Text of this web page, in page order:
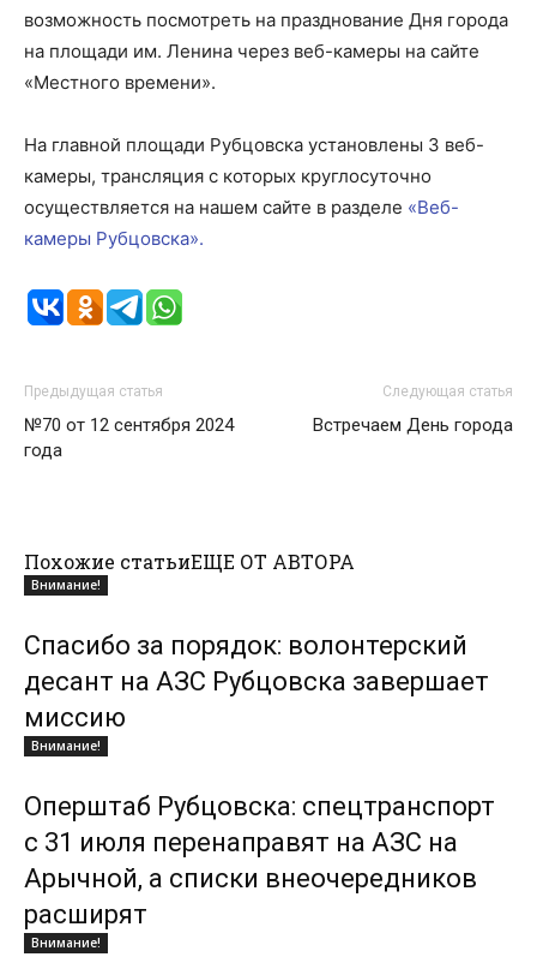
возможность посмотреть на празднование Дня города
на площади им. Ленина через веб-камеры на сайте
«Местного времени».
На главной площади Рубцовска установлены 3 веб-
камеры, трансляция с которых круглосуточно
осуществляется на нашем сайте в разделе «Веб-
камеры Рубцовска».
Предыдущая статья
№70 от 12 сентября 2024
года
Следующая статья
Встречаем День города
Похожие статьиЕЩЕ ОТ АВТОРА
Внимание!
Спасибо за порядок: волонтерский
десант на АЗС Рубцовска завершает
миссию
Внимание!
Оперштаб Рубцовска: спецтранспорт
с 31 июля перенаправят на АЗС на
Арычной, а списки внеочередников
расширят
Внимание!